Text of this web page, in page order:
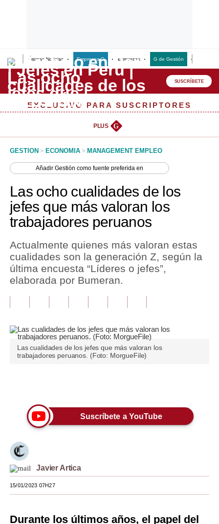
Últimas Noticias Empresas G Empresas G de Gestión
Lo último
Peru Quiosco
Management & Empleo
Perú
Política
Finanzas Personales
Inmobiliarias
Plus G
Editorial
Pregunta de hoy
Lujo
Moda
Estilos
Mundo
SUSCRÍBETE
EXCLUSIVO PARA SUSCRIPTORES
PLUS G
GESTION > ECONOMIA > MANAGEMENT EMPLEO
AñadirGestión como fuente preferida en
Las ocho cualidades de los
jefes que más valoran los
trabajadores peruanos
Actualmente quienes más valoran estas
cualidades son la generación Z, según la
última encuesta “Líderes o jefes”,
elaborada por Bumeran.
Las cualidades de los jefes que más valoran los
trabajadores peruanos. (Foto: MorgueFile)
Suscríbete a YouTube
Javier Artica
15/01/2023 07H27
Durante los últimos años, el papel del